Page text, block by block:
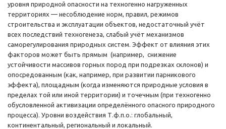
уровня природной опасности на техногенно нагруженных
территориях — несоблюдение норм, правил, режимов
строительства и эксплуатации объектов, недостаточный учёт
всех последствий техногенеза, слабый учёт механизмов
саморегулирования природных систем. Эффект от влияния этих
факторов может быть прямым (например, снижение
устойчивости массивов горных пород при подрезках склонов) и
опосредованным (как, например, при развитии парникового
эффекта), площадным (когда изменяются природные условия в
пределах той или иной территории) и точечным (при техногенно
обусловленной активизации определённого опасного природного
процесса). Уровни воздействия Т.ф.п.о.: глобальный,
континентальный, региональный и локальный.